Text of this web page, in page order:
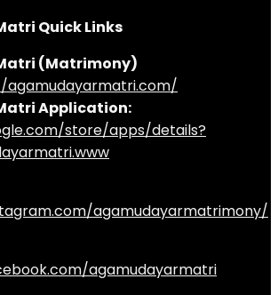
Quick Links
(Matrimony)
Application:
store/apps/details?
agamudayarmatrimony/
agamudayarmatri